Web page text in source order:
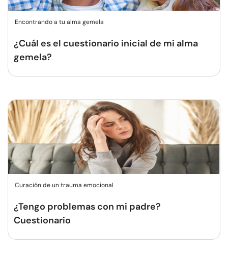
Encontrando a tu alma gemela
¿Cuál es el cuestionario inicial de mi alma
gemela?
Curación de un trauma emocional
¿Tengo problemas con mi padre?
Cuestionario